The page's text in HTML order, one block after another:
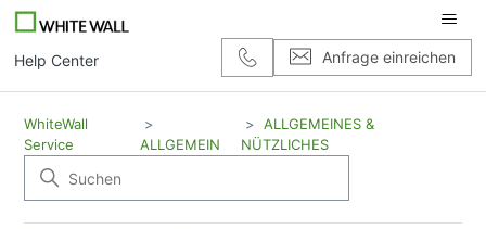
Help Center Anfrage einreichen
WhiteWall
Service
ALLGEMEIN
ALLGEMEINES &
NÜTZLICHES